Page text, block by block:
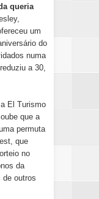
queria
um
do
numa
a 30,
El Turismo
que a
permuta
que
no
da
de outros